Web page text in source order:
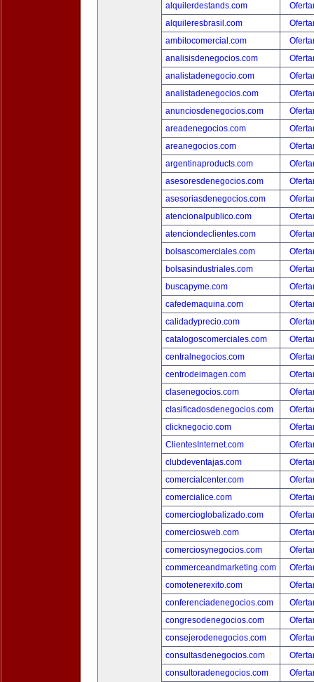
alquilerdestands.com
alquileresbrasil.com
ambitocomercial.com
analisisdenegocios.com
analistadenegocio.com
analistadenegocios.com
anunciosdenegocios.com
areadenegocios.com
areanegocios.com
argentinaproducts.com
asesoresdenegocios.com
asesoriasdenegocios.com
atencionalpublico.com
atenciondeclientes.com
bolsascomerciales.com
bolsasindustriales.com
buscapyme.com
cafedemaquina.com
calidadyprecio.com
catalogoscomerciales.com
centralnegocios.com
centrodeimagen.com
clasenegocios.com
clasificadosdenegocios.com
clicknegocio.com
ClientesInternet.com
clubdeventajas.com
comercialcenter.com
comercialice.com
comercioglobalizado.com
comerciosweb.com
comerciosynegocios.com
commerceandmarketing.com
comotenerexito.com
conferenciadenegocios.com
congresodenegocios.com
consejerodenegocios.com
consultasdenegocios.com
consultoradenegocios.com